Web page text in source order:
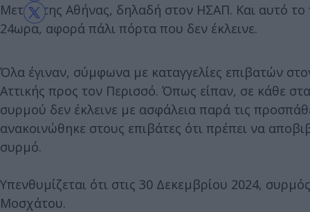
Μετρό της Αθήνας, δηλαδή στον ΗΣΑΠ. Και αυτό το
24ωρα, αφορά πάλι πόρτα που δεν έκλεινε.
Όλα έγιναν, σύμφωνα με καταγγελίες επιβατών
Αττικής προς τον Περισσό. Όπως είπαν, σε κάθε
συρμού δεν έκλεινε με ασφάλεια παρά τις
ανακοινώθηκε στους επιβάτες ότι πρέπει να
συρμό.
Υπενθυμίζεται ότι στις 30 Δεκεμβρίου 2024,
Μοσχάτου.